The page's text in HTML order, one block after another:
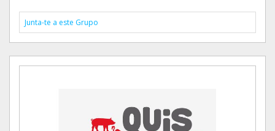
Junta-te a este Grupo